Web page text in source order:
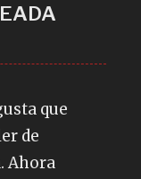
que
de
Ahora